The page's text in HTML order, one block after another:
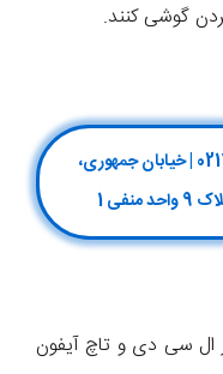
گوشی کنند.
گارانتی رسمی تعمیرات اپل | 02175147 | خیابان جمهوری،
1
ال سی دی و تاچ آیفون